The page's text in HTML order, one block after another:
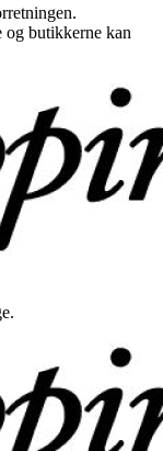
og butikkerne kan